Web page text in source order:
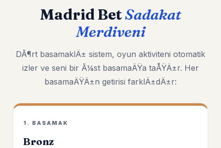
Madrid BetSadakat
Merdiveni
DÃ¶rt basamaklÄ± sistem, oyun aktiviteni otomatik
izler ve seni bir Ã¼st basamaÄŸa taÅŸÄ±r. Her
basamaÄŸÄ±n getirisi farklÄ±dÄ±r:
1. BASAMAK
Bronz